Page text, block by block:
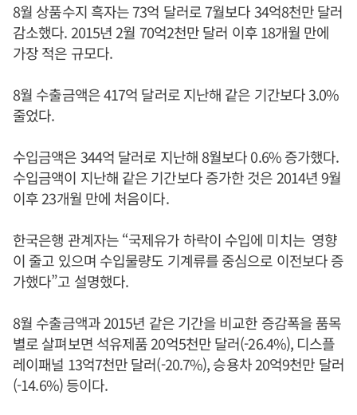
8월 상품수지 흑자는 73억 달러로 7월보다 34억8천만 달러
감소했다. 2015년 2월 70억2천만 달러 이후 18개월 만에
가장 적은 규모다.
8월 수출금액은 417억 달러로 지난해 같은 기간보다 3.0%
줄었다.
수입금액은 344억 달러로 지난해 8월보다 0.6% 증가했다.
수입금액이 지난해 같은 기간보다 증가한 것은 2014년 9월
이후 23개월 만에 처음이다.
한국은행 관계자는 “국제유가 하락이 수입에 미치는 영향
이 줄고 있으며 수입물량도 기계류를 중심으로 이전보다 증
가했다”고 설명했다.
8월 수출금액과 2015년 같은 기간을 비교한 증감폭을 품목
별로 살펴보면 석유제품 20억5천만 달러(-26.4%), 디스플
레이패널 13억7천만 달러(-20.7%), 승용차 20억9천만 달러
(-14.6%) 등이다.